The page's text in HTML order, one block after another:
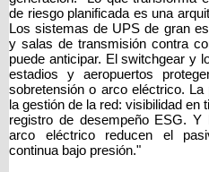
de riesgo planificada es una
Los sistemas de UPS de gran
y salas de transmisión contra
puede anticipar. El switchgear y
estadios y aeropuertos
sobretensión o arco eléctrico.
la gestión de la red: visibilidad
registro de desempeño ESG.
arco eléctrico reducen el
continua bajo presión."